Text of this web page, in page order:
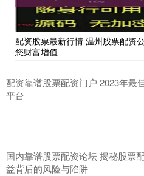
配资股票最新行情 温州股票配资
您财富增值
配资靠谱股票配资门户 2023年最
平台
国内靠谱股票配资论坛 揭秘股票
益背后的风险与陷阱